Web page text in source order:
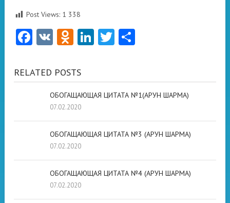
Post Views: 1 338
Facebook
VK Odnoklassniki
LinkedIn
Twitter
RELATED POSTS
ОБОГАЩАЮЩАЯ ЦИТАТА №1(АРУН ШАРМА)
07.02.2020
ОБОГАЩАЮЩАЯ ЦИТАТА №3 (АРУН ШАРМА)
07.02.2020
ОБОГАЩАЮЩАЯ ЦИТАТА №4 (АРУН ШАРМА)
07.02.2020